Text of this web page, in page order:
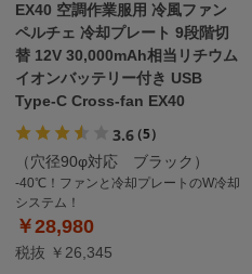
EX40 空調作業服用 冷風ファン
ペルチェ 冷却プレート 9段階切
替 12V 30,000mAh相当リチウム
イオンバッテリー付き USB
Type-C Cross-fan EX40
3.6（5）
（穴径90φ対応 ブラック）
-40℃！ファンと冷却プレートのW冷却
システム！
￥28,980
税抜 ￥26,345